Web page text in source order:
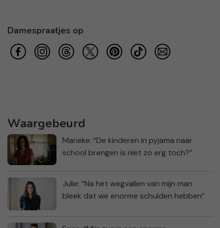
Damespraatjes op
Waargebeurd
Marieke: “De kinderen in pyjama naar
school brengen is niet zo erg toch?”
Julie: “Na het wegvallen van mijn man
bleek dat we enorme schulden hebben”